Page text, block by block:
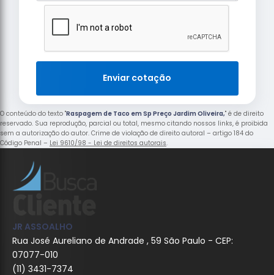
Enviar cotação
O conteúdo do texto "Raspagem de Taco em Sp Preço Jardim Oliveira," é de direito
reservado. Sua reprodução, parcial ou total, mesmo citando nossos links, é proibida
sem a autorização do autor. Crime de violação de direito autoral – artigo 184 do
Código Penal – Lei 9610/98 - Lei de direitos autorais.
JR ASSOALHO
Rua José Aureliano de Andrade , 59 São Paulo - CEP:
07077-010
(11) 3431-7374